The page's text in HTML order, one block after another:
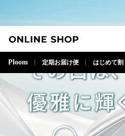
Ploom 定期お届け便 はじめて割
閉じる